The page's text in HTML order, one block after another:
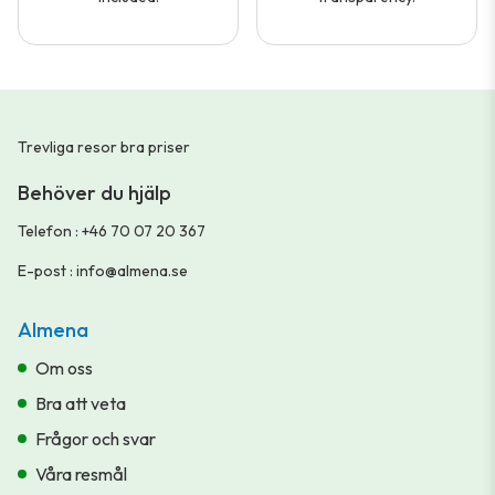
Trevliga resor bra priser
Behöver du hjälp
Telefon : +46 70 07 20 367
E-post : info@almena.se
Almena
Om oss
Bra att veta
Frågor och svar
Våra resmål